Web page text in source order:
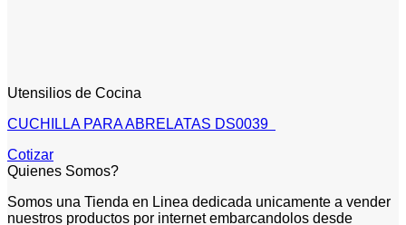
Utensilios de Cocina
CUCHILLA PARA ABRELATAS DS0039
Cotizar
Quienes Somos?
Somos una Tienda en Linea dedicada unicamente a vender
nuestros productos por internet embarcandolos desde